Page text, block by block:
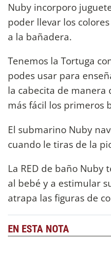
Nuby incorporo
poder llevar los
a la bañadera.
Tenemos la Tortuga
podes usar para
la cabecita de
más fácil los primeros
El submarino Nuby
cuando le tiras de la
La RED de baño
al bebé y a estimular
atrapa las figuras de
EN ESTA NOTA